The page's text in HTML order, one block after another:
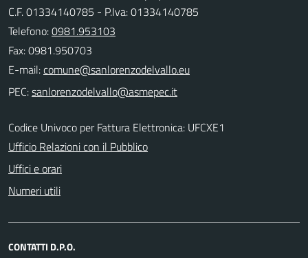
C.F. 01334140785 - P.Iva: 01334140785
Telefono:0981.953103
Fax: 0981.950703
E-mail:
PEC:
Codice Univoco per Fattura Elettronica: UFCXE1
Ufficio Relazioni con il Pubblico
Uffici e orari
Numeri utili
CONTATTI D.P.O.